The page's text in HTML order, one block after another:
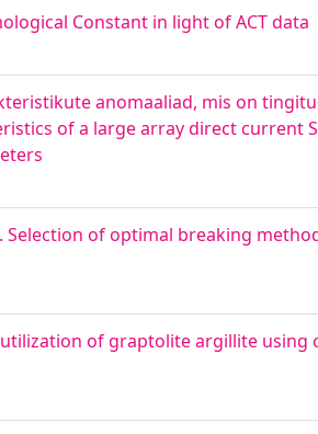
Constant in light of ACT data
anomaaliad, mis on
of a large array direct current
of optimal breaking
of graptolite argillite using